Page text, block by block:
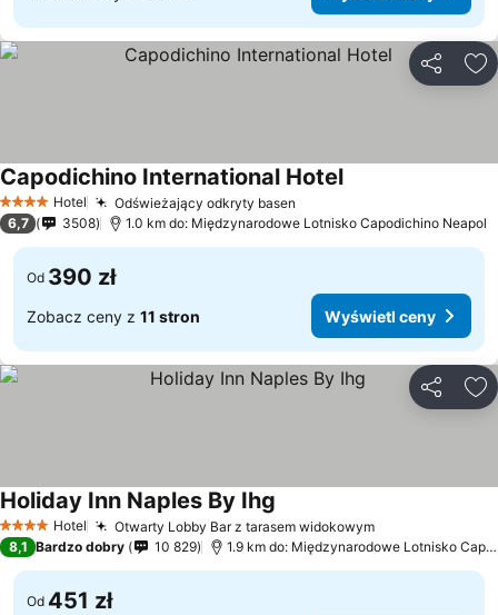
4 KategoriaHotel Odświeżający odkryty basen
Capodichino International HotelWyświetl ceny
6,7 3508 1.0 km do: Międzynarodowe Lotnisko Capodichino Neapol
Od 390 zł
Zobacz ceny z 11 stron Wyświetl ceny
4 KategoriaHotel Otwarty Lobby Bar z tarasem widokowymWyświetl ceny
Holiday Inn Naples By Ihg
8,1 Bardzo dobry 10 829 1.9 km do: Międzynarodowe Lotnisko
Od 451 zł